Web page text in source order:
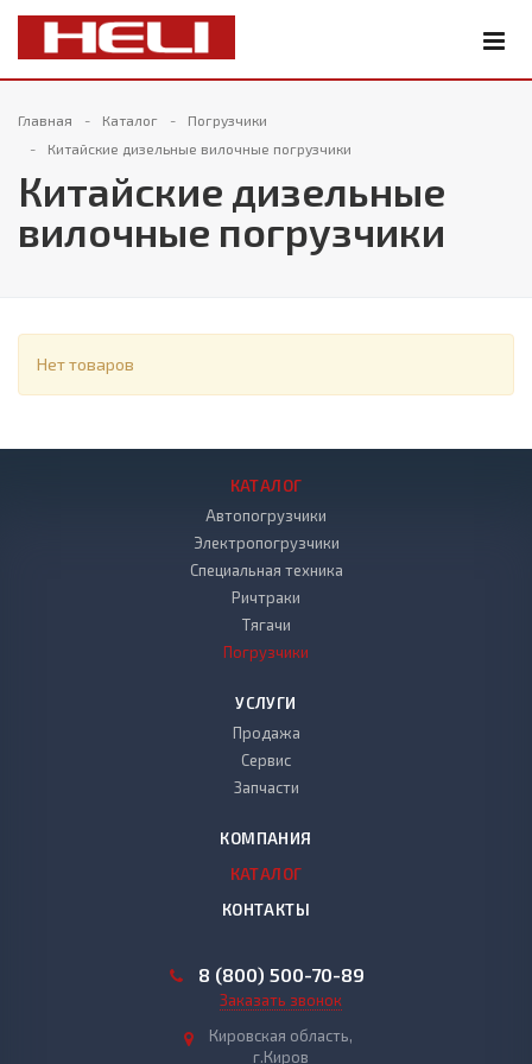
Главная Каталог
Погрузчики
Китайские дизельные вилочные погрузчики
Китайские дизельные
вилочные погрузчики
Нет товаров
КАТАЛОГ
Автопогрузчики
Электропогрузчики
Специальная техника
Ричтраки
Тягачи
Погрузчики
УСЛУГИ
Продажа
Сервис
Запчасти
КОМПАНИЯ
КАТАЛОГ
КОНТАКТЫ
8 (800) 500-70-89
Заказать звонок
Кировская область,
г.Киров